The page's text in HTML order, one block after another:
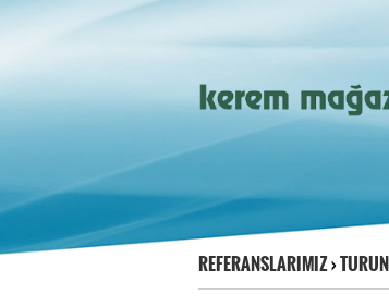
REFERANSLARIMIZ›